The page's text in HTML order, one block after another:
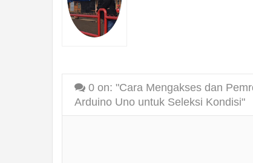
0 on: "Cara Mengakses dan
Arduino Uno untuk Seleksi Kondisi"